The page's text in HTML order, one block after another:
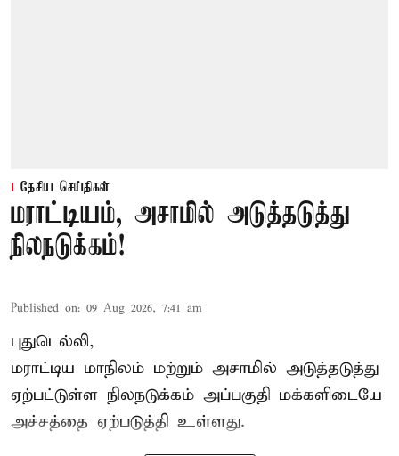
தேசிய செய்திகள்
மராட்டியம், அசாமில் அடுத்தடுத்து
நிலநடுக்கம்!
Published on: 09 Aug 2026, 7:41 am
புதுடெல்லி,
மராட்டிய மாநிலம் மற்றும் அசாமில் அடுத்தடுத்து
ஏற்பட்டுள்ள நிலநடுக்கம் அப்பகுதி மக்களிடையே
அச்சத்தை ஏற்படுத்தி உள்ளது.